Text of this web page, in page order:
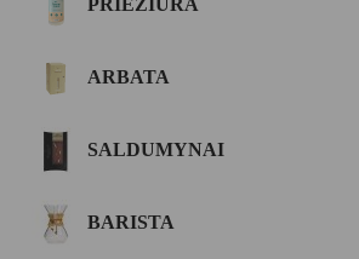
ARBATA
SALDUMYNAI
BARISTA